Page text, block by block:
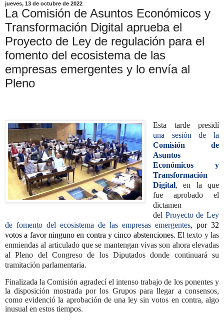
jueves, 13 de octubre de 2022
La Comisión de Asuntos Económicos y
Transformación Digital aprueba el
Proyecto de Ley de regulación para el
fomento del ecosistema de las
empresas emergentes y lo envía al
Pleno
Esta tarde presidí
una sesión de la
Comisión de
Asuntos
Económicos y
Transformación
Digital, en la que
fue aprobado el
dictamen
del Proyecto de Ley
de fomento del ecosistema de las empresas emergentes, por 32
votos a favor ninguno en contra y cinco abstenciones. El texto y las
enmiendas al articulado que se mantengan vivas son ahora elevadas
al Pleno del Congreso de los Diputados donde continuará su
tramitación parlamentaria.
Finalizada la Comisión agradecí el intenso trabajo de los ponentes y
la disposición mostrada por los Grupos para llegar a consensos,
como evidenció la aprobación de una ley sin votos en contra, algo
inusual en estos tiempos.